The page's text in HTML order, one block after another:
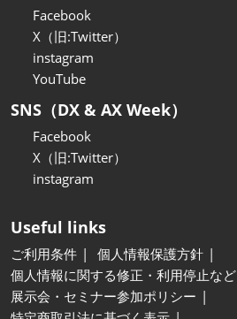
Facebook
X（旧:Twitter）
instagram
YouTube
SNS（DX & AX Week）
Facebook
X（旧:Twitter）
instagram
Useful links
ご利用条件
個人情報保護方針
個人情報に関する修正・利用停止など
展示会・セミナー参加ポリシー